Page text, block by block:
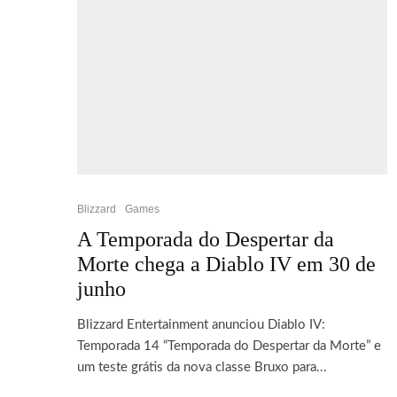
Blizzard Games
A Temporada do Despertar da
Morte chega a Diablo IV em 30 de
junho
Blizzard Entertainment anunciou Diablo IV:
Temporada 14 “Temporada do Despertar da Morte” e
um teste grátis da nova classe Bruxo para...